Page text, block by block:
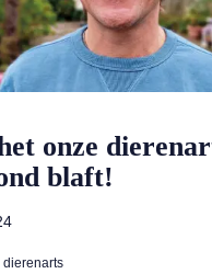
onze
blaft!
dierenarts